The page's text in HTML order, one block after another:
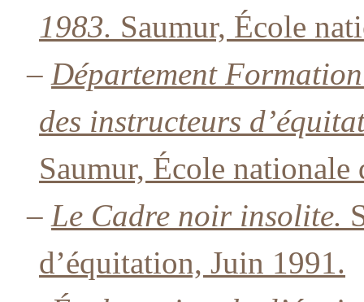
1983. Saumur, École
– Département
des instructeurs
Saumur, École
– Le Cadre noir insolite.
d’équitation, Juin 1991.